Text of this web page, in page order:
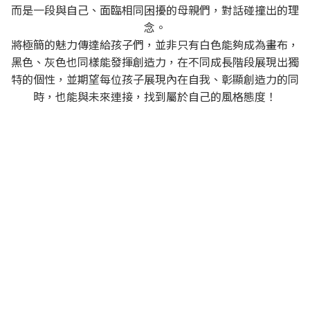
而是一段與自己、面臨相同困擾的母親們，對話碰撞出的理
念。
將極簡的魅力傳達給孩子們，並非只有白色能夠成為畫布，
黑色、灰色也同樣能發揮創造力，在不同成長階段展現出獨
特的個性，並期望每位孩子展現內在自我、彰顯創造力的同
時，也能與未來連接，找到屬於自己的風格態度！